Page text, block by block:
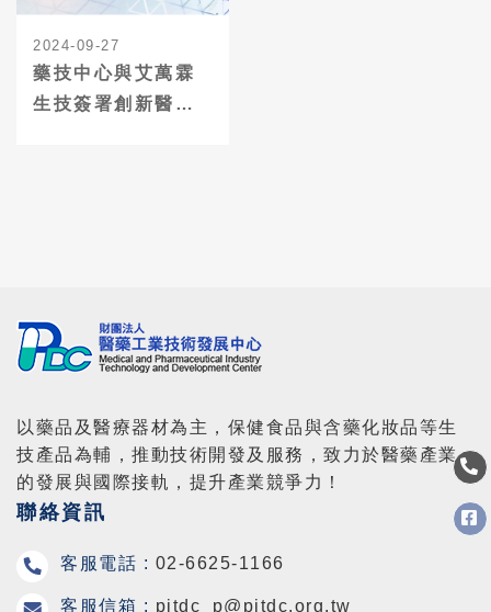
2024-09-27
藥技中心與艾萬霖
生技簽署創新醫療
以藥品及醫療器材為主，保健食品與含藥化妝品等生
技產品為輔，推動技術開發及服務，致力於醫藥產業
的發展與國際接軌，提升產業競爭力！
聯絡資訊
客服電話 : 02-6625-1166
客服信箱 : pitdc_p@pitdc.org.tw